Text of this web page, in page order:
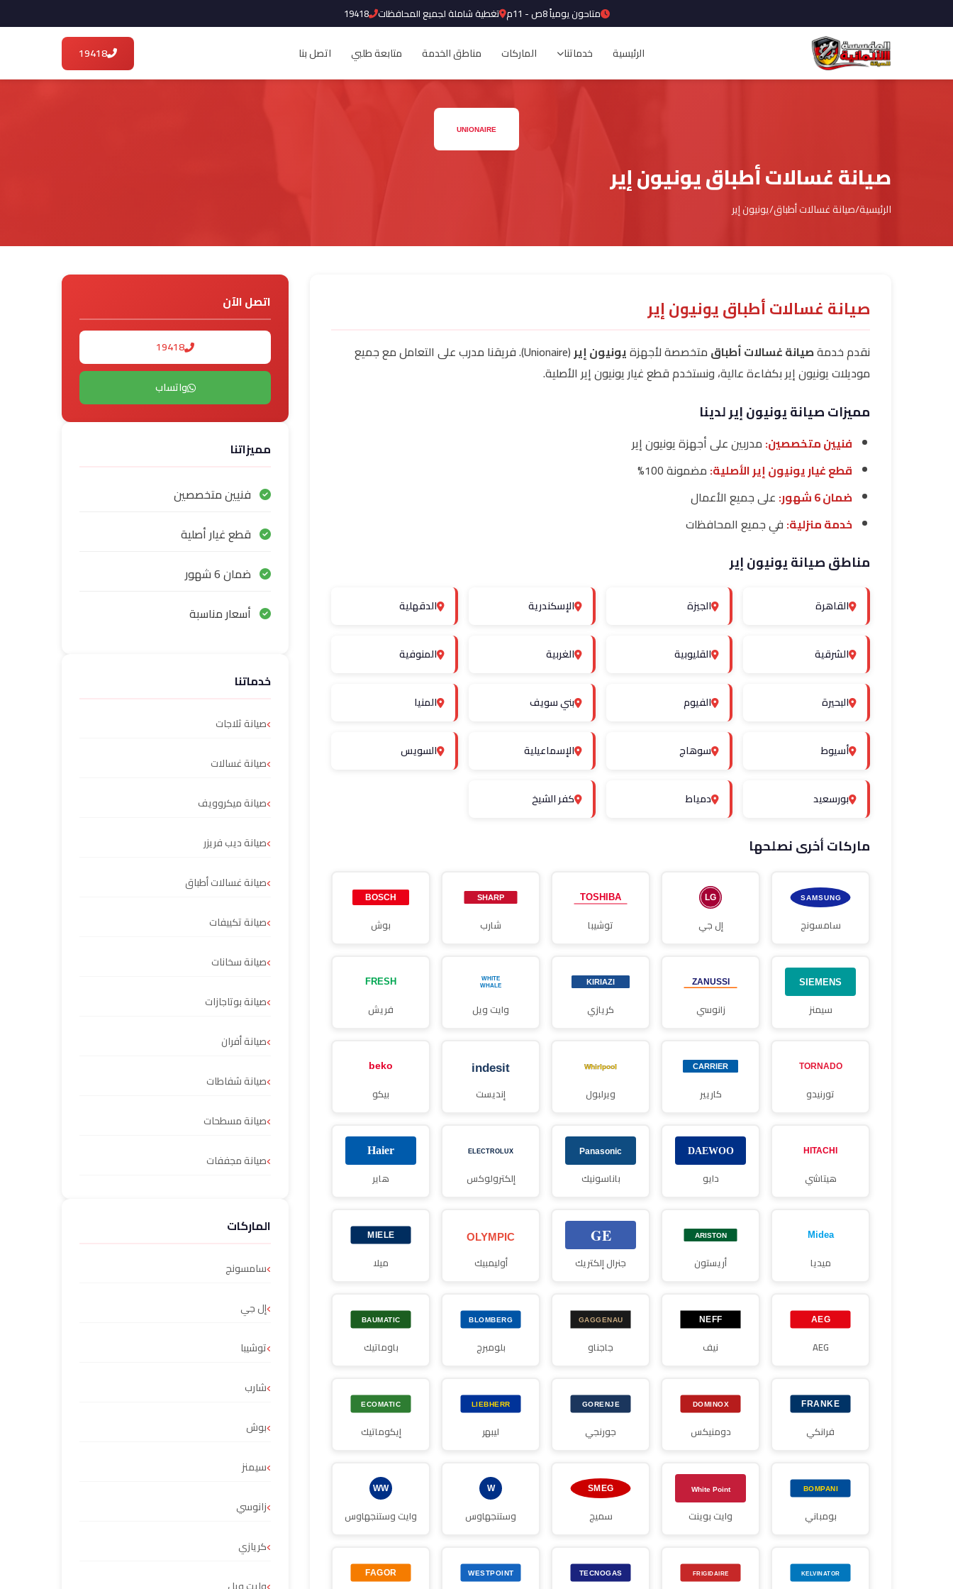
متاحون يومياً 8ص - 11م تغطية شاملة لجميع المحافظات 19418
الرئيسية خدماتنا الماركات مناطق الخدمة متابعة طلبي اتصل بنا 19418
صيانة غسالات أطباق يونيون إير
الرئيسية/صيانة غسالات أطباق/يونيون إير
صيانة غسالات أطباق يونيون إير
نقدم خدمةصيانة غسالات أطباق متخصصة لأجهزةيونيون إير
(Unionaire). فريقنا مدرب على التعامل مع جميع
موديلات يونيون إير بكفاءة عالية، ونستخدم قطع غيار يونيون إير الأصلية.
مميزات صيانة يونيون إير لدينا
فنيين متخصصين: مدربين على أجهزة يونيون إير
قطع غيار يونيون إير الأصلية: مضمونة 100%
ضمان 6 شهور:
على جميع الأعمال
خدمة منزلية: في جميع المحافظات
مناطق صيانة يونيون إير
القاهرة الجيزة الإسكندرية الدقهلية
الشرقية القليوبية الغربية المنوفية
البحيرة الفيوم بني سويف المنيا
أسيوط سوهاج الإسماعيلية السويس
بورسعيد دمياط كفر الشيخ
ماركات أخرى نصلحها
سامسونج إل جي توشيبا شارب بوش
سيمنز زانوسي كريازي وايت ويل فريش
تورنيدو كاريير ويرلبول إنديست بيكو
هيتاشي دايو باناسونيك إلكترولوكس هاير
ميديا أريستون جنرال إلكتريك أوليمبيك ميلا
AEG نيف جاجناو بلومبرج باوماتيك
فرانكي دومنيكس جورنجي ليبهر إيكوماتيك
بومباني وايت بوينت سميج وستنجهاوس وايت وستنجهاوس
اتصل الآن
19418
واتساب
مميزاتنا
فنيين متخصصين
قطع غيار أصلية
ضمان 6 شهور
أسعار مناسبة
خدماتنا
صيانة ثلاجات
صيانة غسالات
صيانة ميكروويف
صيانة ديب فريزر
صيانة غسالات أطباق
صيانة تكييفات
صيانة سخانات
صيانة بوتاجازات
صيانة أفران
صيانة شفاطات
صيانة مسطحات
صيانة مجففات
الماركات
سامسونج
إل جي
توشيبا
شارب
بوش
سيمنز
زانوسي
كريازي